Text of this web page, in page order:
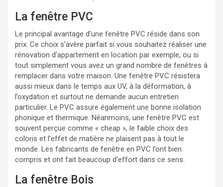
La fenêtre PVC
Le principal avantage d’une fenêtre PVC réside dans son
prix. Ce choix s’avère parfait si vous souhaitez réaliser une
rénovation d’appartement en location par exemple, ou si
tout simplement vous avez un grand nombre de fenêtres à
remplacer dans votre maison. Une fenêtre PVC résistera
aussi mieux dans le temps aux UV, à la déformation, à
l’oxydation et surtout ne demande aucun entretien
particulier. Le PVC assure également une bonne isolation
phonique et thermique. Néanmoins, une fenêtre PVC est
souvent perçue comme « cheap », le faible choix des
coloris et l’effet de matière ne plaisent pas à tout le
monde. Les fabricants de fenêtre en PVC l’ont bien
compris et ont fait beaucoup d’effort dans ce sens.
La fenêtre Bois